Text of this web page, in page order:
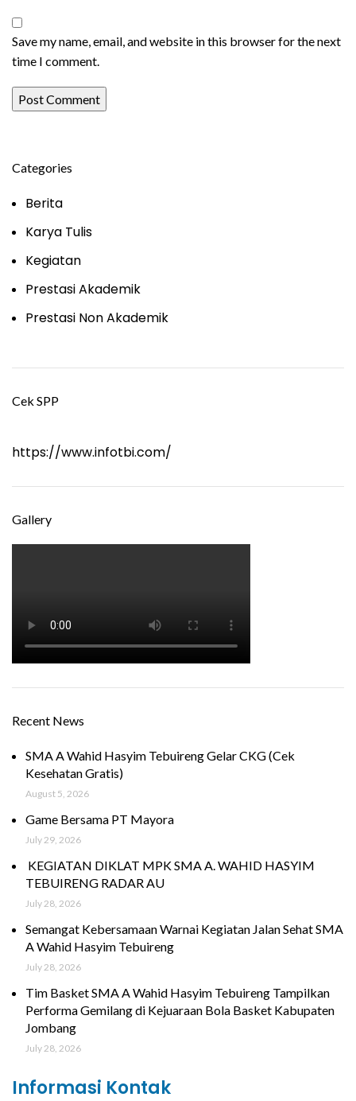
Save my name, email, and website in this browser for the next
time I comment.
Categories
Berita
Karya Tulis
Kegiatan
Prestasi Akademik
Prestasi Non Akademik
Cek SPP
https://www.infotbi.com/
Gallery
Recent News
SMA A Wahid Hasyim Tebuireng Gelar CKG (Cek
Kesehatan Gratis)
August 5, 2026
Game Bersama PT Mayora
July 29, 2026
KEGIATAN DIKLAT MPK SMA A. WAHID HASYIM
TEBUIRENG RADAR AU
July 28, 2026
Semangat Kebersamaan Warnai Kegiatan Jalan Sehat SMA
A Wahid Hasyim Tebuireng
July 28, 2026
Tim Basket SMA A Wahid Hasyim Tebuireng Tampilkan
Performa Gemilang di Kejuaraan Bola Basket Kabupaten
Jombang
July 28, 2026
Informasi Kontak